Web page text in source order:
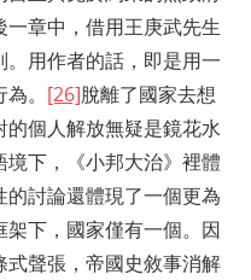
章中，借用王庚武先生
用作者的話，即是用一
。 [26]脫離了國家去想
個人解放無疑是鏡花水
下，《小邦大治》裡體
討論還體現了一個更為
下，國家僅有一個。因
聲張，帝國史敘事消解